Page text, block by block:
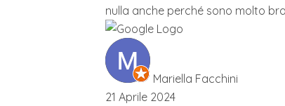
nulla anche perché sono molto
Mariella Facchini
21 Aprile 2024